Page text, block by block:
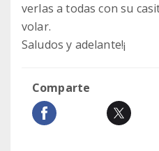
verlas a todas con su
volar.
Saludos y adelante!¡
Comparte